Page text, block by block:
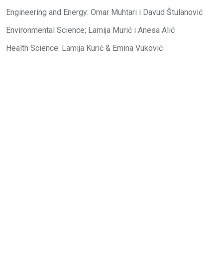
Engineering and Energy: Omar Muhtari i Davud Štulanović
Environmental Science; Lamija Murić i Anesa Alić
Health Science: Lamija Kurić & Emina Vuković